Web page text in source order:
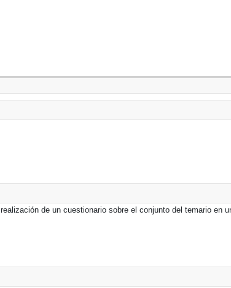
de un cuestionario sobre el conjunto del temario en